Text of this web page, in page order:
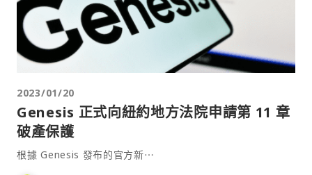
2023/01/20
Genesis 正式向紐約地方法院申請第 11 章
破產保護
根據 Genesis 發布的官方新⋯